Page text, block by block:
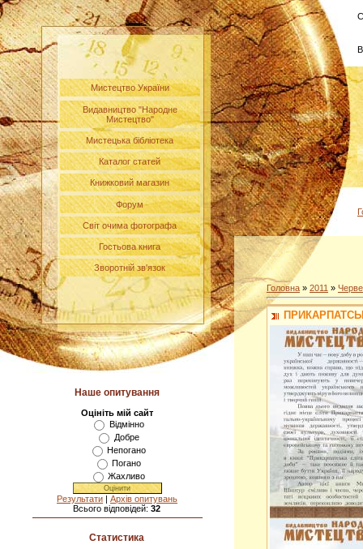
Мистецтво України
Видавництво "Народне
Мистецтво"
Мистецька бібліотека
Каталог статей
Книжковий магазин
Форум
Світ очима фотографа
Гостьова книга
Зворотній зв'язок
Наше опитування
Оцініть мій сайт
Відмінно
Добре
Непогано
Погано
Жахливо
Результати | Архів опитувань
Всього відповідей:32
Статистика
Головна » 2011 »